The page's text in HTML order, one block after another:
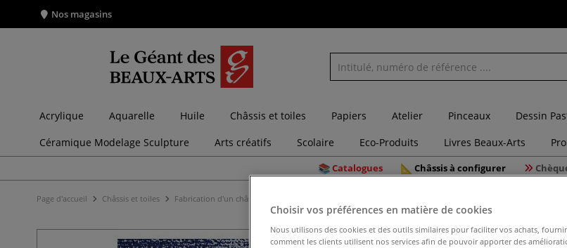
Nos magasins
Acrylique Aquarelle Huile Châssis et toiles Papiers Atelier Pinceaux Dessin
Céramique Modelage Sculpture
Arts créatifs Scolaire Eco-Produits Livres Beaux-Arts
Catalogues Châssis à configurer
Page d'accueil Châssis et toiles Fabrication d'un châssis
Choisir vos préférences en matière de cookies
Nous utilisons des cookies et des outils similaires pour faciliter vos achats,
comment les clients utilisent nos services afin de pouvoir apporter des